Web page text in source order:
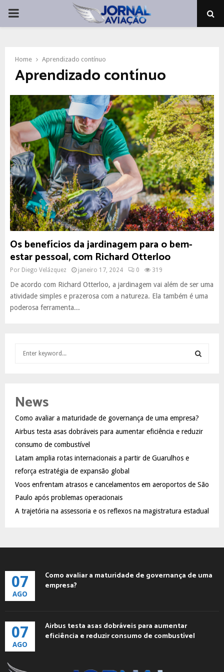
PRIMARY
Home Aprendizado contínuo
Aprendizado contínuo
Os benefícios da jardinagem para o bem-
estar pessoal, com Richard Otterloo
Por Diego Velázquez janeiro 17, 2024 0 319
De acordo com Richard Otterloo, a jardinagem vai além de ser uma
atividade simples e prazerosa com a natureza. Ela também é uma
poderosa ferramenta...
h
o
r
:
R
News
Como avaliar a maturidade de governança de uma empresa?
Airbus testa asas dobráveis para aumentar eficiência e reduzir
consumo de combustível
Latam amplia rotas internacionais a partir de Guarulhos e
reforça estratégia de expansão global
Voos enfrentam atrasos e cancelamentos em aeroportos de São
Paulo após problemas operacionais
A trajetória na assessoria e os reflexos na magistratura estadual
07
AGO
Como avaliar a maturidade de governança de uma
empresa?
07
AGO
Airbus testa asas dobráveis para aumentar
eficiência e reduzir consumo de combustível